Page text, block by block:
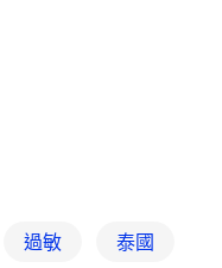
過敏 泰國